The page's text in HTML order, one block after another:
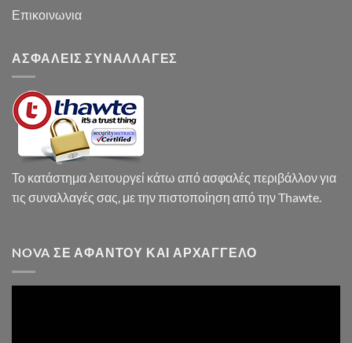
Επικοινωνια
ΑΣΦΑΛΕΙΣ ΣΥΝΑΛΛΑΓΕΣ
Το κατάστημα λειτουργεί κάτω από ασφαλές περιβάλλον για
τις συναλλαγές σας, με την πιστοποίηση από την Thawte.
NOVA ΣΕ ΑΦΆΝΤΟΥ ΚΑΙ ΑΡΧΆΓΓΕΛΟ